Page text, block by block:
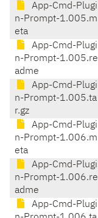
App-Cmd-Plugi
n-Prompt-1.005.m
eta
App-Cmd-Plugi
n-Prompt-1.005.re
adme
App-Cmd-Plugi
n-Prompt-1.005.ta
r.gz
App-Cmd-Plugi
n-Prompt-1.006.m
eta
App-Cmd-Plugi
n-Prompt-1.006.re
adme
App-Cmd-Plugi